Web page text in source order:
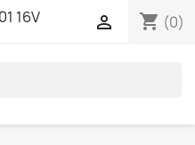
shopping_cart (0)
